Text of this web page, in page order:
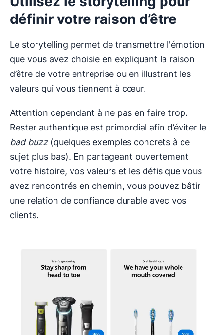
définir votre raison d’être
Le storytelling permet de transmettre l'émotion
que vous avez choisie en expliquant la raison
d’être de votre entreprise ou en illustrant les
valeurs qui vous tiennent à cœur.
Attention cependant à ne pas en faire trop.
Rester authentique est primordial afin d’éviter le
bad buzz(quelques exemples concrets à ce
sujet plus bas). En partageant ouvertement
votre histoire, vos valeurs et les défis que vous
avez rencontrés en chemin, vous pouvez bâtir
une relation de confiance durable avec vos
clients.